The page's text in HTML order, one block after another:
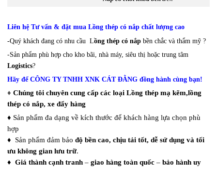
Liên hệ Tư vấn & đặt mua Lồng thép có nắp chất lượng cao
-Quý khách đang có nhu cầu Lồng thép có nắp bền chắc và thẩm mỹ ?
-Sản phẩm phù hợp cho kho bãi, nhà máy, siêu thị hoặc trung tâm
Logistics?
Hãy để CÔNG TY TNHH XNK CÁT ĐẰNG đồng hành cùng bạn!
♦ Chúng tôi chuyên cung cấp các loại Lồng thép mạ kẽm,lồng
thép có nắp, xe đẩy hàng
♦ Sản phẩm đa dạng về kích thước để khách hàng lựa chọn phù
hợp
♦ Sản phẩm đảm bảo độ bền cao, chịu tải tốt, dễ sử dụng và tối
ưu không gian lưu trữ.
♦ Giá thành cạnh tranh – giao hàng toàn quốc – bảo hành uy